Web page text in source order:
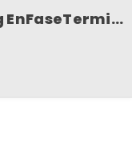
Blog EnFaseTerminal